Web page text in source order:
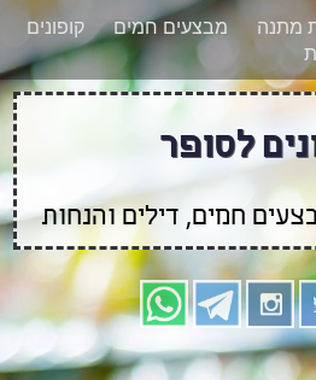
לגבי קופונים חדשים?
אלינו גם
בוואטסאפ
מתנה מבצעים חמים
קופונים
לסופר
חמים, דילים והנחות